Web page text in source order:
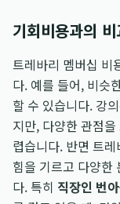
기회비용과의
트레바리 멤버십 비
다. 예를 들어, 비슷
할 수 있습니다. 강
지만, 다양한 관점
렵습니다. 반면 트
힘을 기르고 다양한
다. 특히 직장인 번